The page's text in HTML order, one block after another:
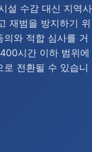
설 수감 대신 지역사
재범을 방지하기 위
와 적합 심사를 거
시간 이하 범위에
전환될 수 있습니